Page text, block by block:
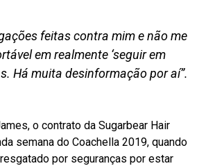
feitas contra mim e não me
em realmente ‘seguir em
Há muita desinformação por aí”.
o contrato da Sugarbear Hair
semana do Coachella 2019, quando
por seguranças por estar